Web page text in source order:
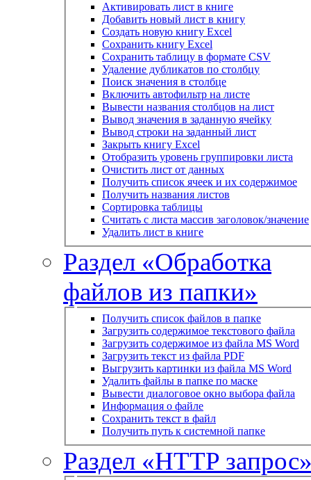
Активировать лист в книге
Добавить новый лист в книгу
Создать новую книгу Excel
Сохранить книгу Excel
Сохранить таблицу в формате CSV
Удаление дубликатов по столбцу
Поиск значения в столбце
Включить автофильтр на листе
Вывести названия столбцов на лист
Вывод значения в заданную ячейку
Вывод строки на заданный лист
Закрыть книгу Excel
Отобразить уровень группировки листа
Очистить лист от данных
Получить список ячеек и их содержимое
Получить названия листов
Сортировка таблицы
Считать с листа массив заголовок/значение
Удалить лист в книге
Раздел «Обработка
файлов из папки»
Получить список файлов в папке
Загрузить содержимое текстового файла
Загрузить содержимое из файла MS Word
Загрузить текст из файла PDF
Выгрузить картинки из файла MS Word
Удалить файлы в папке по маске
Вывести диалоговое окно выбора файла
Информация о файле
Сохранить текст в файл
Получить путь к системной папке
Раздел «HTTP